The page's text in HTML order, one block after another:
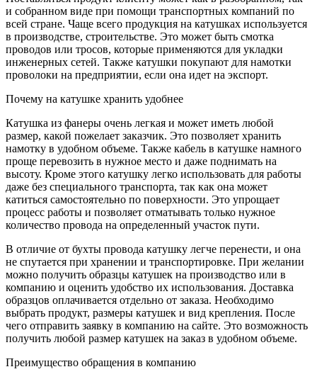
и собранном виде при помощи транспортных компаний по
всей стране. Чаще всего продукция на катушках используется
в производстве, строительстве. Это может быть смотка
проводов или тросов, которые применяются для укладки
инженерных сетей. Также катушки покупают для намотки
проволоки на предприятии, если она идет на экспорт.
Почему на катушке хранить удобнее
Катушка из фанеры очень легкая и может иметь любой
размер, какой пожелает заказчик. Это позволяет хранить
намотку в удобном объеме. Также кабель в катушке намного
проще перевозить в нужное место и даже поднимать на
высоту. Кроме этого катушку легко использовать для работы
даже без специального транспорта, так как она может
катиться самостоятельно по поверхности. Это упрощает
процесс работы и позволяет отматывать только нужное
количество провода на определенный участок пути.
В отличие от бухты провода катушку легче перенести, и она
не спутается при хранении и транспортировке. При желании
можно получить образцы катушек на производство или в
компанию и оценить удобство их использования. Доставка
образцов оплачивается отдельно от заказа. Необходимо
выбрать продукт, размеры катушек и вид крепления. После
чего отправить заявку в компанию на сайте. Это возможность
получить любой размер катушек на заказ в удобном объеме.
Преимущество обращения в компанию